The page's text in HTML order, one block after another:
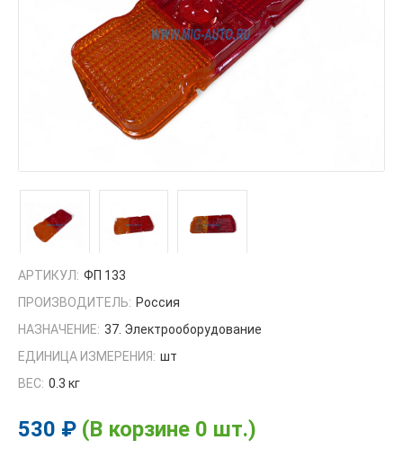
АРТИКУЛ: ФП 133
ПРОИЗВОДИТЕЛЬ: Россия
НАЗНАЧЕНИЕ: 37. Электрооборудование
ЕДИНИЦА ИЗМЕРЕНИЯ: шт
ВЕС: 0.3 кг
530 ₽ (В корзине 0 шт.)